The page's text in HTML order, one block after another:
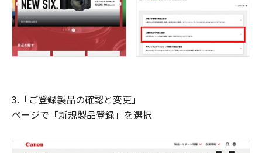
3.「ご登録製品の確認と変更」
ページで「新規製品登録」を選択